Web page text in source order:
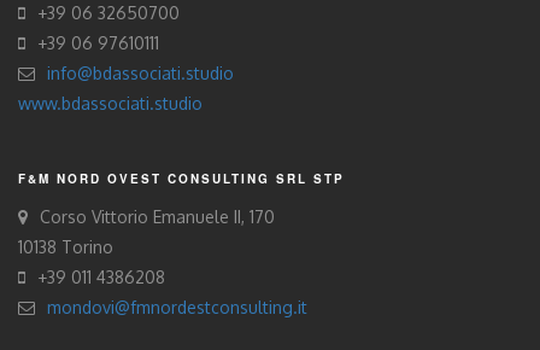
+39 06 32650700
+39 06 97610111
info@bdassociati.studio
www.bdassociati.studio
F&M NORD OVEST CONSULTING SRL STP
Corso Vittorio Emanuele II, 170
10138 Torino
+39 011 4386208
mondovi@fmnordestconsulting.it